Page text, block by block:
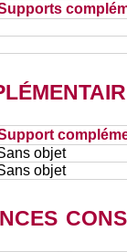
objet
objet